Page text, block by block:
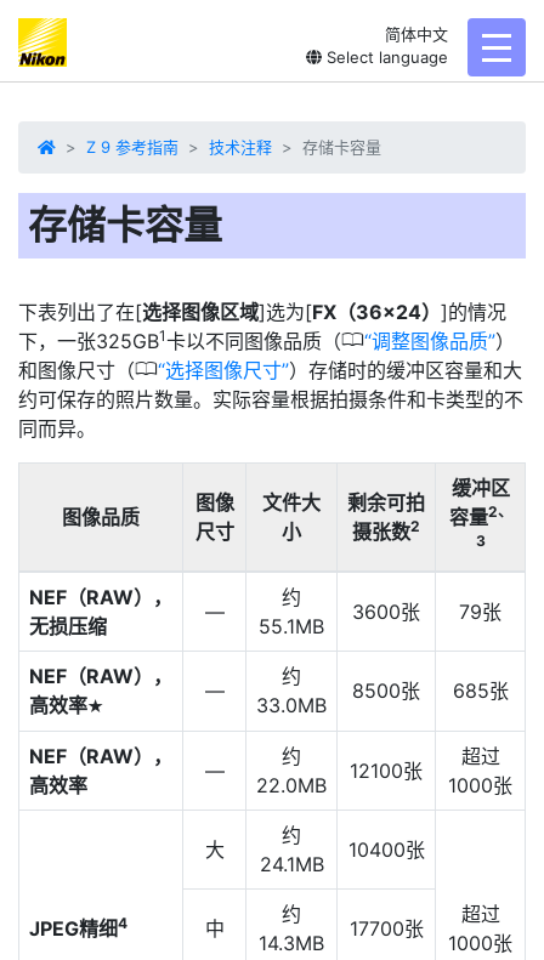
简体中文
Select language
Z 9 参考指南 技术注释 存储卡容量
存储卡容量
下表列出了在[选择图像区域]选为[FX（36×24） ]的情况
下，一张325GB1卡以不同图像品质（0 调整图像品质 ）
和图像尺寸（0 选择图像尺寸 ）存储时的缓冲区容量和大
约可保存的照片数量。实际容量根据拍摄条件和卡类型的不
同而异。
图像品质
图像
尺寸
文件大
小
剩余可拍
摄张数2
缓冲区
容量2、
3
NEF（RAW），
无损压缩
—
约
55.1MB
3600张 79张
NEF（RAW），
高效率m
—
约
33.0MB
8500张 685张
NEF（RAW），
高效率
—
约
22.0MB
12100张
超过
1000张
JPEG精细4
大
约
24.1MB
10400张
超过
1000张
中
约
14.3MB
17700张